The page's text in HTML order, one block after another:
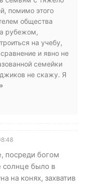
помимо этого
общества
рубежом,
на учебу,
и явно не
семейки
не скажу. Я
посреди богом
солнце было в
на конях, захватив